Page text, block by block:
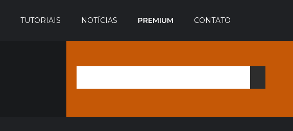
TUTORIAIS NOTÍCIAS PREMIUM CONTATO